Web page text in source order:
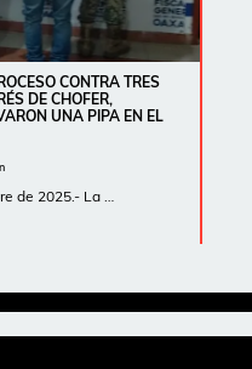
CONTRA TRES
DE CHOFER,
UNA PIPA EN EL
de 2025.- La …